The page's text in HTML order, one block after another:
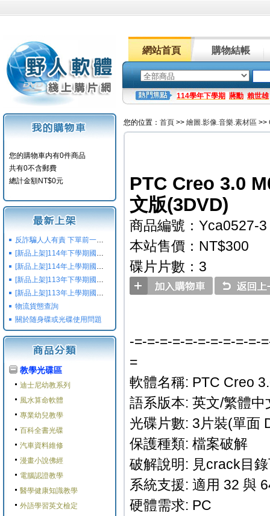
網站首頁 購物結帳
114學年下學期 蔣勳 賴世雄
您的購物車内有0件商品
共有0不含郵費
總計金額NT$0元
反詐騙人人有責 下單前一定要注意
[新品上架]114年下學期國小國中高中命題光碟,校用卷,習作
[新品上架]114年上學期國小國中高中命題光碟,校用卷,習作
[新品上架]113年下學期國小國中高中命題光碟,校用卷,習作
[新品上架]113年上學期國小國中高中命題光碟,校用卷,習作
物流貨態查詢
關於随身碟或光碟使用問題
教學光碟區
迪士尼幼教系列
風水算命軟體
專業幼兒教學
百科全書光碟
汽車資料維修
漫畫小說佛經
電腦認證教學
醫學健康知識教學
外語學習英文檢定
您的位置： 首頁 >> 繪圖.影像.音樂.素材區 >>
PTC Creo 3.0
文版(3DVD)
商品編號：Yca0527-3
本站售價：NT$300
碟片片數：3
-=-=-=-=-=-=-=-=-=-=-
=
軟體名稱: PTC Creo
語系版本: 英文/繁體中
光碟片數: 3片裝(單面
保護種類: 檔案破解
破解說明: 見crack目
系統支援: 適用 32 與
硬體需求: PC